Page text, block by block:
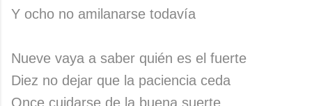
Y ocho no amilanarse todavía
Nueve vaya a saber quién es el fuerte
Diez no dejar que la paciencia ceda
Once cuidarse de la buena suerte